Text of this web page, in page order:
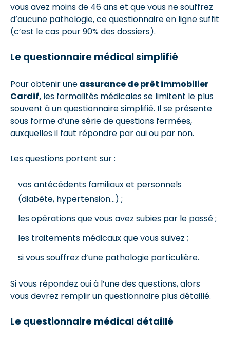
vous avez moins de 46 ans et que vous ne souffrez
d’aucune pathologie, ce questionnaire en ligne suffit
(c’est le cas pour 90% des dossiers).
Le questionnaire médical simplifié
Pour obtenir uneassurance de prêt immobilier
Cardif, les formalités médicales se limitent le plus
souvent à un questionnaire simplifié. Il se présente
sous forme d’une série de questions fermées,
auxquelles il faut répondre par oui ou par non.
Les questions portent sur :
vos antécédents familiaux et personnels
(diabète, hypertension…) ;
les opérations que vous avez subies par le passé ;
les traitements médicaux que vous suivez ;
si vous souffrez d’une pathologie particulière.
Si vous répondez oui à l’une des questions, alors
vous devrez remplir un questionnaire plus détaillé.
Le questionnaire médical détaillé